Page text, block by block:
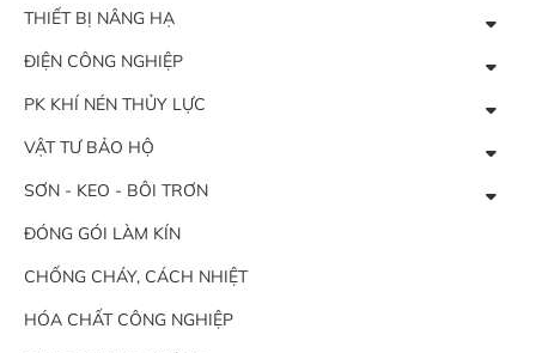
THIẾT BỊ NÂNG HẠ
ĐIỆN CÔNG NGHIỆP
PK KHÍ NÉN THỦY LỰC
VẬT TƯ BẢO HỘ
SƠN - KEO - BÔI TRƠN
ĐÓNG GÓI LÀM KÍN
CHỐNG CHÁY, CÁCH NHIỆT
HÓA CHẤT CÔNG NGHIỆP